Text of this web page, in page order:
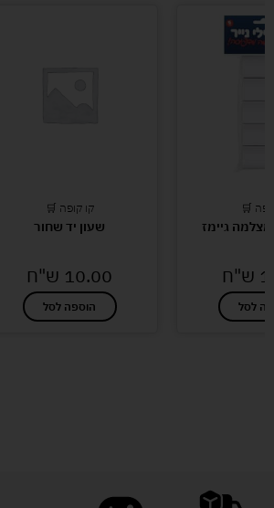
🛒
למצלמה גיימז
ש"ח
לסל
קו קופה 🛒
שעון יד שחור
10.00 ש"ח
הוספה לסל